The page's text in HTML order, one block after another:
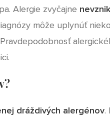
Alergie zvyčajne
môže uplynúť
dráždivých alergénov.